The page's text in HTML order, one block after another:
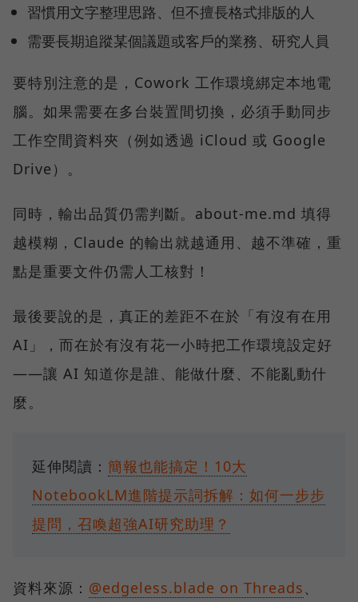
習慣用文字整理思路、但不擅長格式排版的人
需要長期追蹤某個議題或客戶的業務、研究人員
要特別注意的是，Cowork 工作環境綁定本地電
腦。如果需要在多台裝置間切換，必須手動同步
工作空間資料夾（例如透過 iCloud 或 Google
Drive）。
同時，輸出品質仍需判斷。about-me.md 填得
越模糊，Claude 的輸出就越通用、越不準確，重
點是重要文件仍需人工核對！
最後要說的是，真正的差距不在於「有沒有在用
AI」，而在於有沒有花一小時把工作環境設定好
——讓 AI 知道你是誰、能做什麼、不能亂動什
麼。
延伸閱讀： 簡報也能搞定！10大
NotebookLM進階提示詞拆解：如何一步步
提問，召喚超強AI研究助理？
資料來源： @edgeless.blade on Threads、